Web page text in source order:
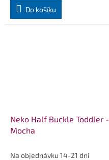
Do košíku
Neko Half Buckle Toddler -
Mocha
Na objednávku 14-21 dní